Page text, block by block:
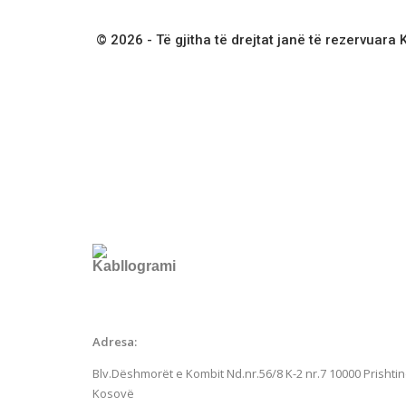
© 2026 - Të gjitha të drejtat janë të rezervuara
Adresa:
Blv.Dëshmorët e Kombit Nd.nr.56/8 K-2 nr.7 10000
Kosovë